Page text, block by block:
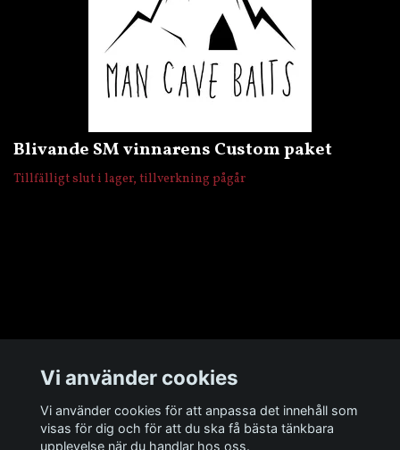
Blivande SM vinnarens Custom paket
Tillfälligt slut i lager, tillverkning pågår
Sociala medier
Vi använder cookies
Vi använder cookies för att anpassa det innehåll som
visas för dig och för att du ska få bästa tänkbara
upplevelse när du handlar hos oss.